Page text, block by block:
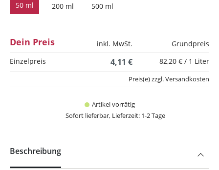
50 ml 200 ml 500 ml
Dein Preis inkl. MwSt.
Grundpreis
Einzelpreis
4,11 € 82,20 € / 1 Liter
Artikel vorrätig
Sofort lieferbar, Lieferzeit: 1-2 Tage
Preis(e) zzgl. Versandkosten
Beschreibung